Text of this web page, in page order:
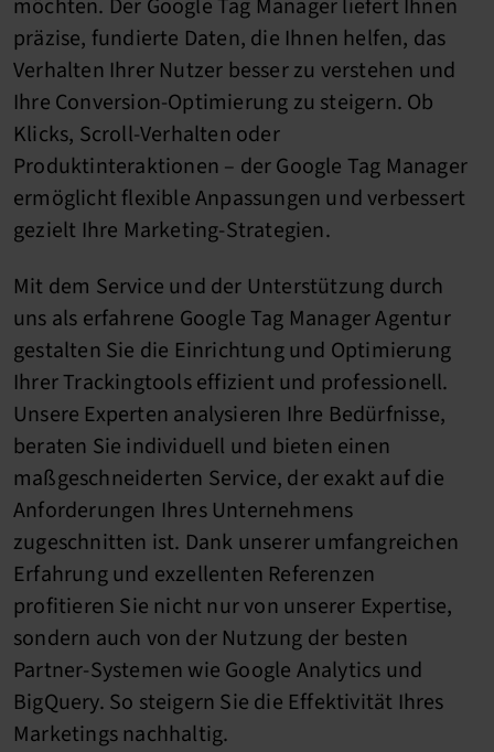
möchten. Der Google Tag Manager liefert Ihnen
präzise, fundierte Daten, die Ihnen helfen, das
Verhalten Ihrer Nutzer besser zu verstehen und
Ihre Conversion-Optimierung zu steigern. Ob
Klicks, Scroll-Verhalten oder
Produktinteraktionen – der Google Tag Manager
ermöglicht flexible Anpassungen und verbessert
gezielt Ihre Marketing-Strategien.
Mit dem Service und der Unterstützung durch
uns als erfahrene Google Tag Manager Agentur
gestalten Sie die Einrichtung und Optimierung
Ihrer Trackingtools effizient und professionell.
Unsere Experten analysieren Ihre Bedürfnisse,
beraten Sie individuell und bieten einen
maßgeschneiderten Service, der exakt auf die
Anforderungen Ihres Unternehmens
zugeschnitten ist. Dank unserer umfangreichen
Erfahrung und exzellenten Referenzen
profitieren Sie nicht nur von unserer Expertise,
sondern auch von der Nutzung der besten
Partner-Systemen wie Google Analytics und
BigQuery. So steigern Sie die Effektivität Ihres
Marketings nachhaltig.